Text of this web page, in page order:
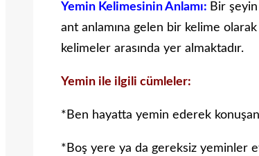
Yemin Kelimesinin Anlamı: Bir
ant anlamına gelen bir kelime olarak
kelimeler arasında yer almaktadır.
Yemin ile ilgili cümleler:
*Ben hayatta yemin ederek
*Boş yere ya da gereksiz yeminler